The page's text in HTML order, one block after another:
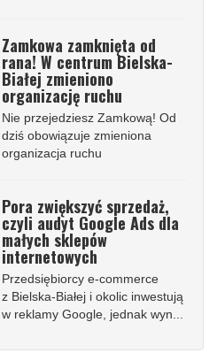
Zamkowa zamknięta od
rana! W centrum Bielska-
Białej zmieniono
organizację ruchu
Nie przejedziesz Zamkową! Od
dziś obowiązuje zmieniona
organizacja ruchu
Pora zwiększyć sprzedaż,
czyli audyt Google Ads dla
małych sklepów
internetowych
Przedsiębiorcy e-commerce
z Bielska-Białej i okolic inwestują
w reklamy Google, jednak wyn...